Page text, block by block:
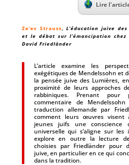
Lire
Ze’ev Strauss,L’éducation juive des
et le débat sur l’émancipation chez
David Friedländer
L’article examine les
exégétiques de Mendelssohn et
la pensée juive des Lumières,
proximité de leurs approches
rabbiniques. Prenant
commentaire de
traduction allemande par
comment leurs œuvres visent
jeunes juifs une conscience
universelle qui s’aligne sur les
explore en outre la lecture
choisies par Friedländer pour
juive, en particulier en ce qui
dans la tradition.